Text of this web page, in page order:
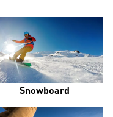
Snowboard